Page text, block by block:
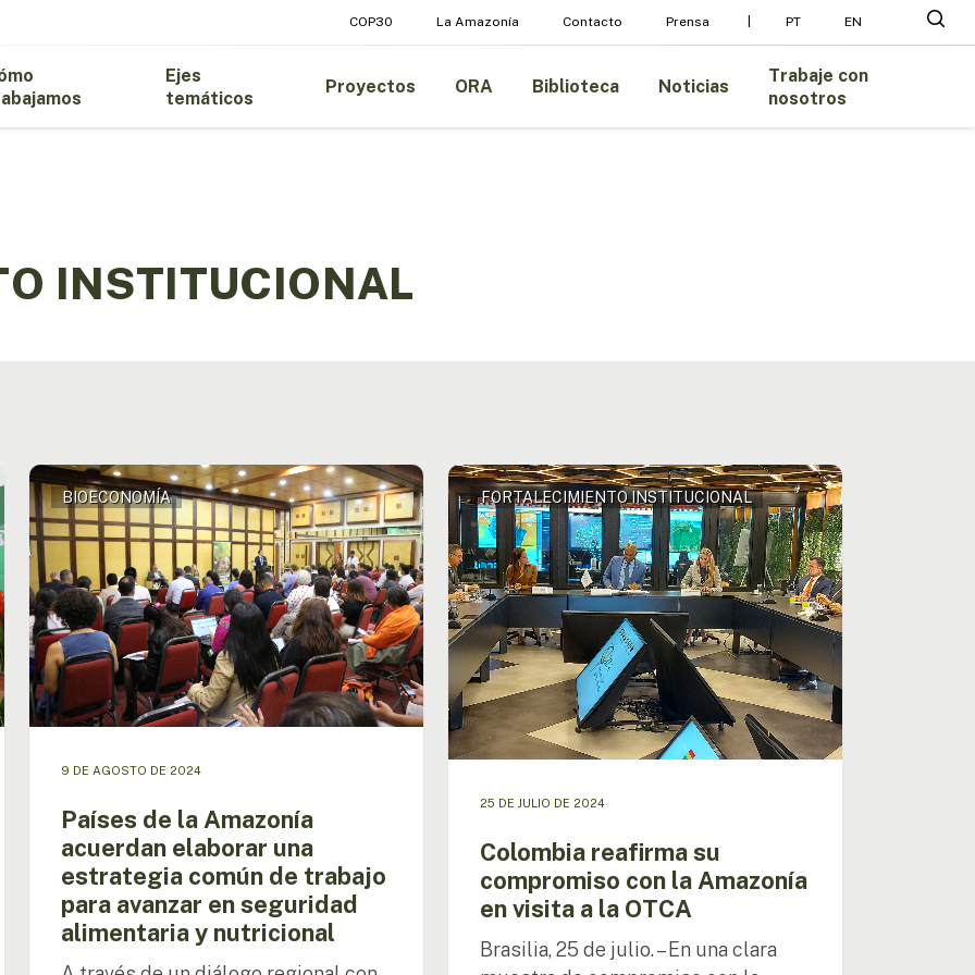
COP30 La Amazonía Contacto Prensa PT EN
Ejes
temáticos
Proyectos ORA Biblioteca Noticias
Trabaje con
nosotros
INSTITUCIONAL
Países
de
la
Amazonía
acuerdan
elaborar
una
estrategia
común
de
trabajo
avanzar
seguridad
alimentaria
nutricional
BIOECONOMÍA
9 DE AGOSTO DE 2024
Países de la Amazonía
acuerdan elaborar una
estrategia común de trabajo
para avanzar en seguridad
alimentaria y nutricional
Colombia
reafirma
su
compromiso
con
la
Amazonía
en
visita
a
la
OTCA
FORTALECIMIENTO INSTITUCIONAL
25 DE JULIO DE 2024
Colombia reafirma su
compromiso con la Amazonía
en visita a la OTCA
Brasilia, 25 de julio. – En una clara
Menu